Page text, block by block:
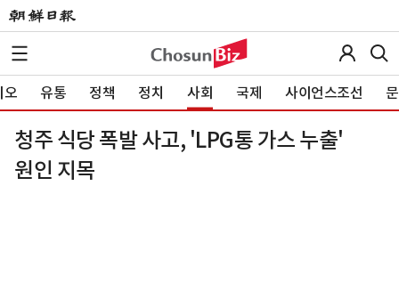
오 유통 정책 정치 사회 국제 사이언스조선
청주 식당 폭발 사고, 'LPG통 가스 누출'
원인 지목